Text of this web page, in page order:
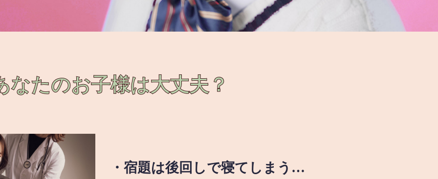
なたのお子様は大丈夫？
・宿題は後回しで寝てしまう…